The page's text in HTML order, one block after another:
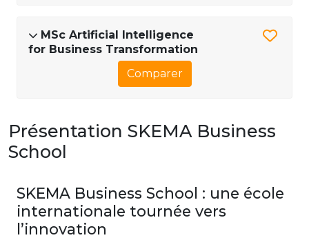
MSc Artificial Intelligence
for Business Transformation
Comparer
Présentation SKEMA Business
School
SKEMA Business School : une école
internationale tournée vers
l’innovation